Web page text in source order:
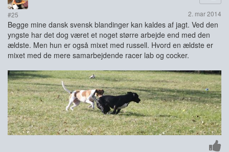
#25 2. mar 2014
Begge mine dansk svensk blandinger kan kaldes af jagt. Ved den
yngste har det dog været et noget større arbejde end med den
ældste. Men hun er også mixet med russell. Hvord en ældste er
mixet med de mere samarbejdende racer lab og cocker.